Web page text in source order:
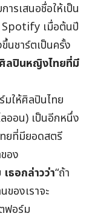
ารเสนอชื่อให้เป็น
เมื่อต้นปี
นชาร์ตเป็นครั้ง
ศิลปินหญิงไทยที่มี
ให้ศิลปินไทย
ลออน) เป็นอีกหนึ่ง
ยที่มียอดสตรี
อง
ธอกล่าวว่า“ถ้า
องเราจะ
ฟอร์ม